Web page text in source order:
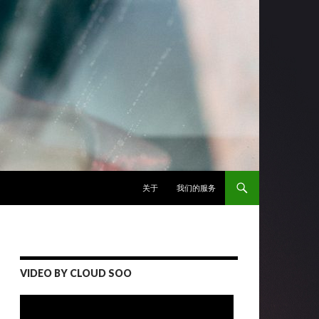
关于
我们的服务
VIDEO BY CLOUD SOO